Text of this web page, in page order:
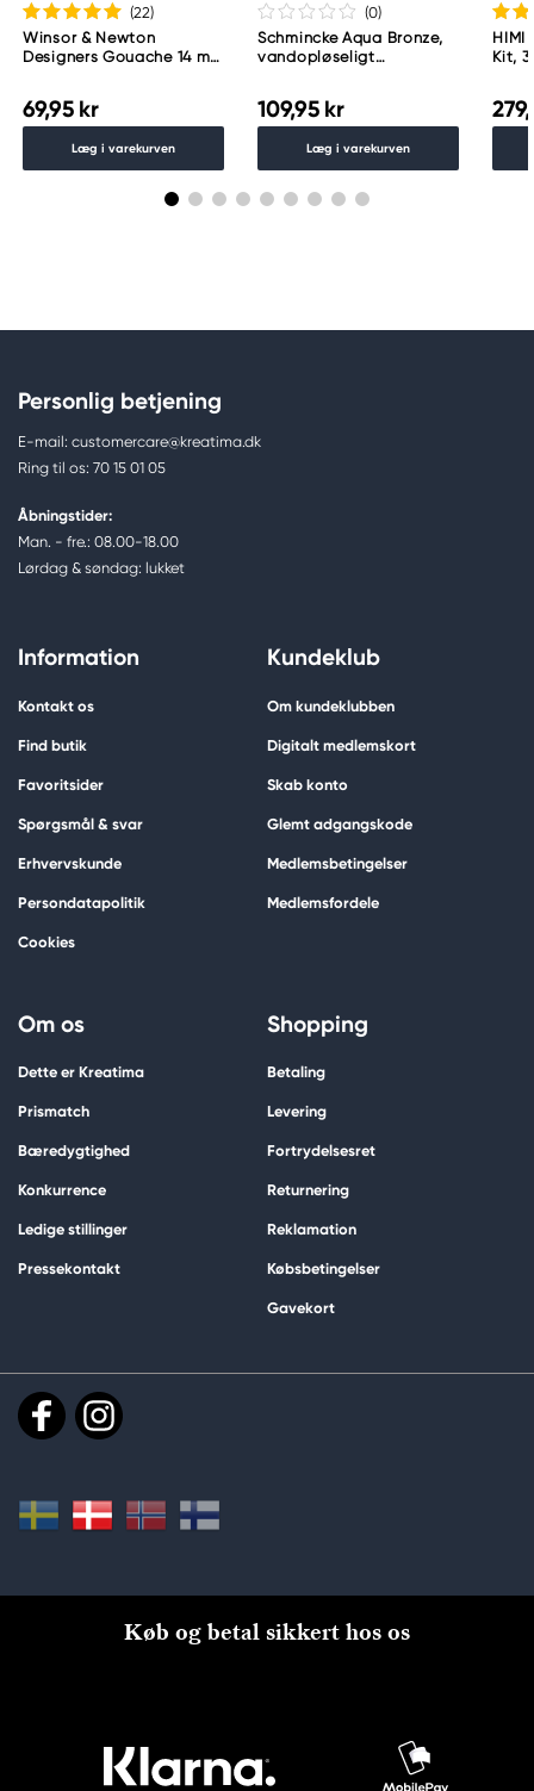
(22)
Winsor & Newton
Designers Gouache 14 ml
69,95 kr
Læg i varekurven
(0)
Schmincke Aqua Bronze,
vandopløseligt
109,95 kr
Læg i varekurven
HIMI
Kit,
Personlig betjening
E-mail: customercare@kreatima.dk
Ring til os: 70 15 01 05
Åbningstider:
Man. - fre.: 08.00-18.00
Lørdag & søndag: lukket
Information
Kontakt os
Find butik
Favoritsider
Spørgsmål & svar
Erhvervskunde
Persondatapolitik
Cookies
Kundeklub
Om kundeklubben
Digitalt medlemskort
Skab konto
Glemt adgangskode
Medlemsbetingelser
Medlemsfordele
Om os
Dette er Kreatima
Prismatch
Bæredygtighed
Konkurrence
Ledige stillinger
Pressekontakt
Shopping
Betaling
Levering
Fortrydelsesret
Returnering
Reklamation
Købsbetingelser
Gavekort
Køb og betal sikkert hos os